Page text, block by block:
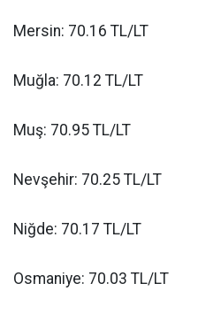
Mersin: 70.16 TL/LT
Muğla: 70.12 TL/LT
Muş: 70.95 TL/LT
Nevşehir: 70.25 TL/LT
Niğde: 70.17 TL/LT
Osmaniye: 70.03 TL/LT